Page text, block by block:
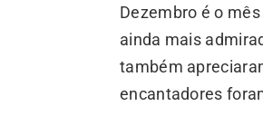
Dezembro é o
ainda mais
também
encantadores